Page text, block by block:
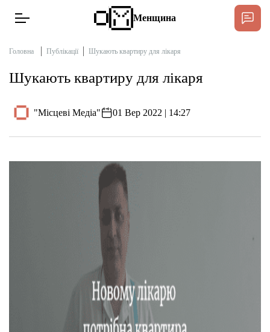
Тексти
Менщина
Головна Публікації Шукають квартиру для лікаря
Шукають квартиру для лікаря
"Місцеві Медіа" 01 Вер 2022 | 14:27